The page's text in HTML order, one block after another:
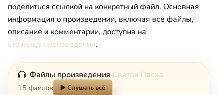
поделиться ссылкой на конкретный файл. Основная
информация о произведении, включая все файлы,
описание и комментарии, доступна на
странице произведения.
Файлы произведения Святая Пасха
15 файлов Слушать всё